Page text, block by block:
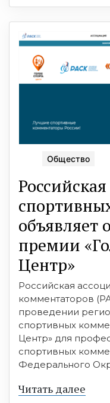
Общество
объявляет
премии
Центр»
Российская
комментаторов
проведении
спортивных
Центр» для
спортивных
Федерального
Читать далее